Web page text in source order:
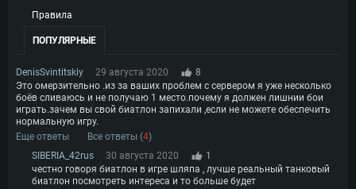
СИСТЕМНЫЕ ТРЕБОВАНИЯ
Для PC
Для Mac
Минимальные
ОС: Windows 10 (64 bit)
Минимальные
Операционная система: Mac OS Big Sur 11.0
Минимальные
Операционная система: Современные дистрибутивы Linux 64bit
Правила
ПОПУЛЯРНЫЕ
DenisSvintitskiy 29 августа 2020
8
Это омерзительно .из за ваших проблем с сервером я уже несколько
боёв сливаюсь и не получаю 1 место.почему я должен лишнии бои
играть.зачем вы свой биатлон запихали ,если не можете обеспечить
нормальную игру.
Еще ответы
Все ответы (4)
SIBERIA_42rus
30 августа 2020
1
честно говоря биатлон в игре шляпа , лучше реальный танковый
биатлон посмотреть интереса и то больше будет